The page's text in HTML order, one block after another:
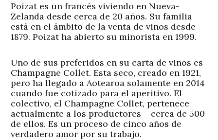
Poizat es un francés viviendo en Nueva-
Zelanda desde cerca de 20 años. Su familia
está en el ámbito de la venta de vinos desde
1879. Poizat ha abierto su minorista en 1999.
Uno de sus preferidos en su carta de vinos es
Champagne Collet. Esta seco, creado en 1921,
pero ha llegado a Aotearoa solamente en 2014
cuando fue cotizado para el aperitivo. El
colectivo, el Champagne Collet, pertenece
actualmente a los productores – cerca de 500
de ellos. Es un proceso de cinco años de
verdadero amor por su trabajo.